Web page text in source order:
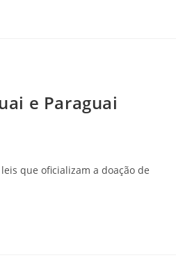
e Paraguai
que oficializam a doação de